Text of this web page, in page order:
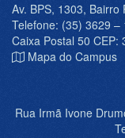
Av. BPS, 1303,
Telefone: (35) 3629
Caixa Postal 50 CEP:
Mapa do Campus
Rua Irmã Ivone